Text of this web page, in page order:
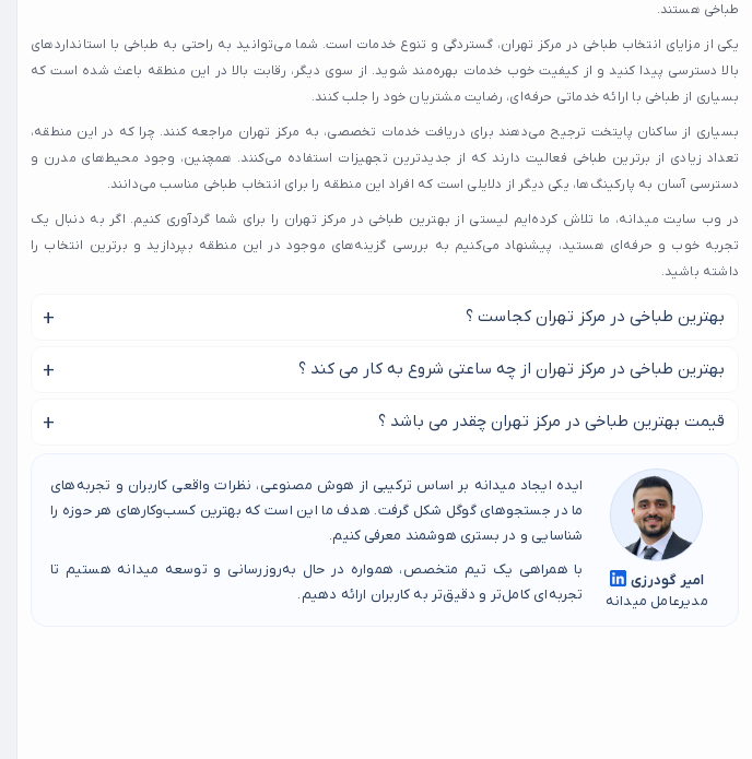
ایونت مافیا
کافه مافیا
کافه گیم
فست فود کیلویی
فینگر فود
غذای ایرانی
دیزی سرا
باغ رستوران
صبحانه انگلیسی
غذای خانگی
طباخی هستند.
یکی از مزایای انتخاب طباخی در مرکز تهران، گستردگی و تنوع خدمات است. شما می‌توانید به راحتی به طباخی با استانداردهای
بالا دسترسی پیدا کنید و از کیفیت خوب خدمات بهره‌مند شوید. از سوی دیگر، رقابت بالا در این منطقه باعث شده است که
بسیاری از طباخی با ارائه خدماتی حرفه‌ای، رضایت مشتریان خود را جلب کنند.
بسیاری از ساکنان پایتخت ترجیح می‌دهند برای دریافت خدمات تخصصی، به مرکز تهران مراجعه کنند. چرا که در این منطقه،
تعداد زیادی از برترین طباخی فعالیت دارند که از جدیدترین تجهیزات استفاده می‌کنند. همچنین، وجود محیط‌های مدرن و
دسترسی آسان به پارکینگ‌ها، یکی دیگر از دلایلی است که افراد این منطقه را برای انتخاب طباخی مناسب می‌دانند.
در وب سایت میدانه، ما تلاش کرده‌ایم لیستی از بهترین طباخی در مرکز تهران را برای شما گردآوری کنیم. اگر به دنبال یک
تجربه خوب و حرفه‌ای هستید، پیشنهاد می‌کنیم به بررسی گزینه‌های موجود در این منطقه بپردازید و برترین انتخاب را
داشته باشید.
بهترین طباخی در مرکز تهران کجاست ؟
در این صفحه بهترین طباخی در مرکز تهران را پیدا کنید.
بهترین طباخی در مرکز تهران از چه ساعتی شروع به کار می کند ؟
معمولا طباخی در مرکز تهران در بیشتر ساعات روز مشغول می باشد.
قیمت بهترین طباخی در مرکز تهران چقدر می باشد ؟
بر اساس پرس غذایی شما این هزینه متفاوت می باشد.
امیر گودرزی
مدیرعامل میدانه
ایده ایجاد میدانه بر اساس ترکیبی از هوش مصنوعی، نظرات واقعی کاربران و تجربه‌های
ما در جستجوهای گوگل شکل گرفت. هدف ما این است که بهترین کسب‌وکارهای هر حوزه را
شناسایی و در بستری هوشمند معرفی کنیم.
با همراهی یک تیم متخصص، همواره در حال به‌روزرسانی و توسعه میدانه هستیم تا
تجربه‌ای کامل‌تر و دقیق‌تر به کاربران ارائه دهیم.